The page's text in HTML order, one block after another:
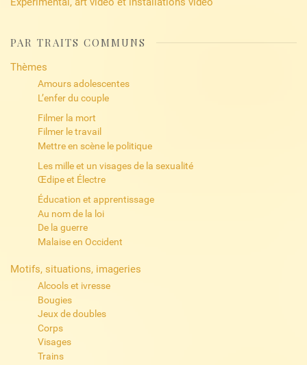
PAR TRAITS COMMUNS
Thèmes
Amours adolescentes
L’enfer du couple
Filmer la mort
Filmer le travail
Mettre en scène le politique
Les mille et un visages de la sexualité
Œdipe et Électre
Éducation et apprentissage
Au nom de la loi
De la guerre
Malaise en Occident
Motifs, situations, imageries
Alcools et ivresse
Bougies
Jeux de doubles
Corps
Visages
Trains